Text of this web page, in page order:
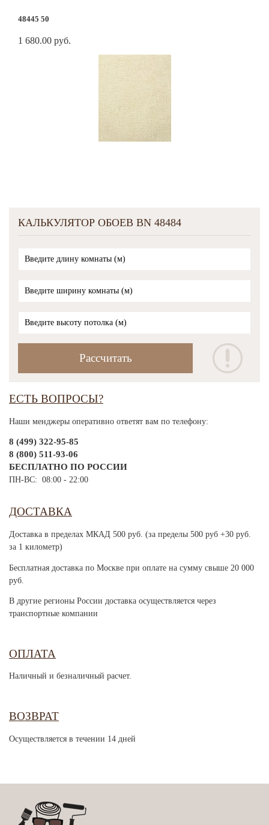
48445 50
1 680.00 руб.
КАЛЬКУЛЯТОР ОБОЕВ BN 48484
ЕСТЬ ВОПРОСЫ?
Наши менджеры оперативно ответят вам по телефону:
8 (499) 322-95-85
8 (800) 511-93-06
БЕСПЛАТНО ПО РОССИИ
ПН-ВС: 08:00 - 22:00
ДОСТАВКА
Доставка в пределах МКАД 500 руб. (за пределы 500 руб +30 руб.
за 1 километр)
Бесплатная доставка по Москве при оплате на сумму свыше 20 000
руб.
В другие регионы России доставка осуществляется через
транспортные компании
ОПЛАТА
Наличный и безналичный расчет.
ВОЗВРАТ
Осуществляется в течении 14 дней